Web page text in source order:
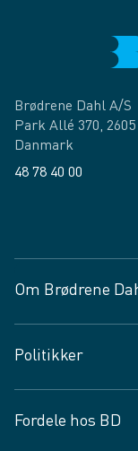
Brødrene Dahl A/S
Park Allé 370,
Danmark
48 78 40 00
Om Brødrene
Vagttelefon 30 10 89
Spørgsmål og svar
Job og karriere
Politikker
Privatlivspolitik
Fordele hos BD